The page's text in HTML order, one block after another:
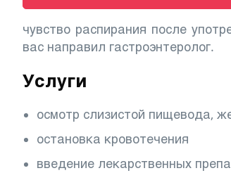
чувство распирания после
вас направил гастроэнтеролог.
Услуги
осмотр слизистой пищевода,
остановка кровотечения
введение лекарственных